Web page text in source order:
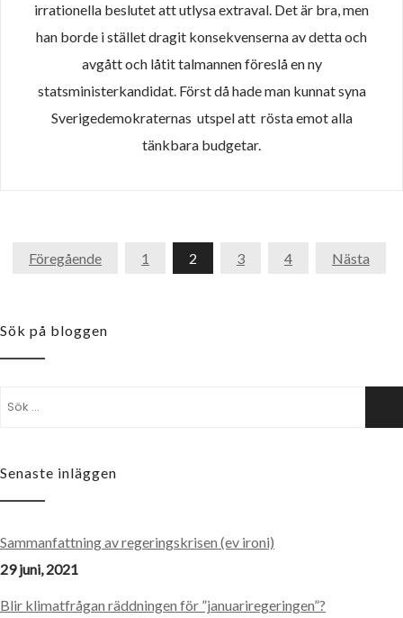
irrationella beslutet att utlysa extraval. Det är bra, men
han borde i stället dragit konsekvenserna av detta och
avgått och låtit talmannen föreslå en ny
statsministerkandidat. Först då hade man kunnat syna
Sverigedemokraternas utspel att rösta emot alla
tänkbara budgetar.
Inläggsnavigering
Föregående 1 2 3 4 Nästa
Sök på bloggen
Sök
Senaste inläggen
Sammanfattning av regeringskrisen (ev ironi)
29 juni, 2021
Blir klimatfrågan räddningen för ”januariregeringen”?